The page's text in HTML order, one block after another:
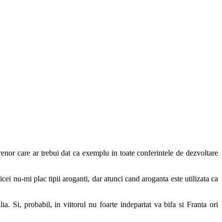
care ar trebui dat ca exemplu in toate conferintele de dezvoltare
nu-mi plac tipii aroganti, dar atunci cand aroganta este utilizata ca
Si, probabil, in viitorul nu foarte indepartat va bifa si Franta ori